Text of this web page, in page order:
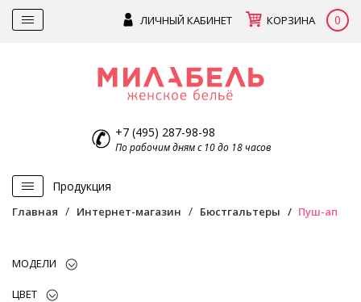
ЛИЧНЫЙ КАБИНЕТ КОРЗИНА 0
+7 (495) 287-98-98
По рабочим дням с 10 до 18 часов
Продукция
Главная Интернет-магазин Бюстгальтеры Пуш-ап
МОДЕЛИ
ЦВЕТ